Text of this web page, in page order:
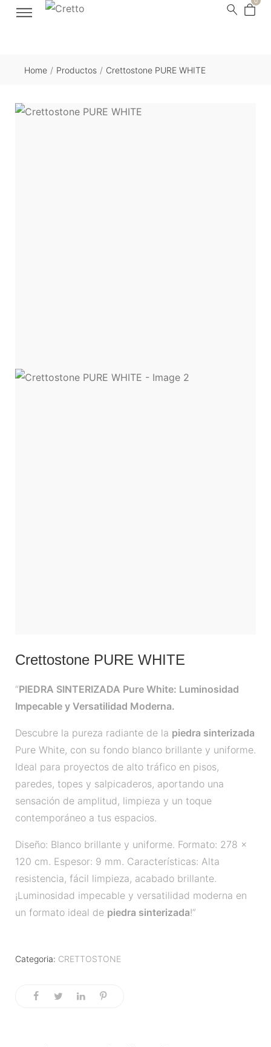
Home / Productos / Crettostone PURE WHITE
Crettostone PURE WHITE
“PIEDRA SINTERIZADA Pure White: Luminosidad
Impecable y Versatilidad Moderna.
Descubre la pureza radiante de la piedra sinterizada
Pure White, con su fondo blanco brillante y uniforme.
Ideal para proyectos de alto tráfico en pisos,
paredes, topes y salpicaderos, aportando una
sensación de amplitud, limpieza y un toque
contemporáneo a tus espacios.
Diseño: Blanco brillante y uniforme. Formato: 278 x
120 cm. Espesor: 9 mm. Características: Alta
resistencia, fácil limpieza, acabado brillante.
¡Luminosidad impecable y versatilidad moderna en
un formato ideal de piedra sinterizada!”
Categoria: CRETTOSTONE